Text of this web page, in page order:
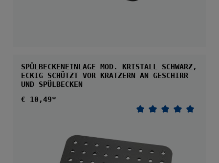
SPÜLBECKENEINLAGE MOD. KRISTALL SCHWARZ,
ECKIG SCHÜTZT VOR KRATZERN AN GESCHIRR
UND SPÜLBECKEN
Regulärer Preis:
€ 10,49*